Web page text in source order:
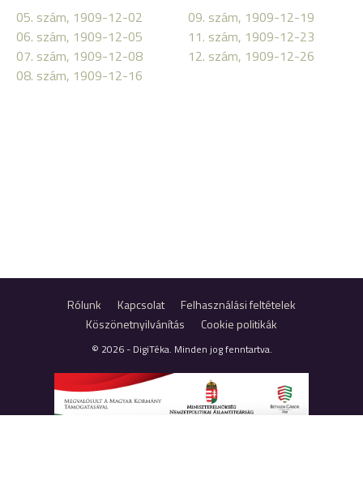
05. szám, 1909-12-02
06. szám, 1909-12-05
07. szám, 1909-12-08
08. szám, 1909-12-16
09. szám, 1909-12-19
11. szám, 1909-12-23
12. szám, 1909-12-26
Rólunk Kapcsolat
Felhasználási feltételek
Köszönetnyilvánítás
Cookie politikák
© 2026 - DigiTéka. Minden jog fenntartva.